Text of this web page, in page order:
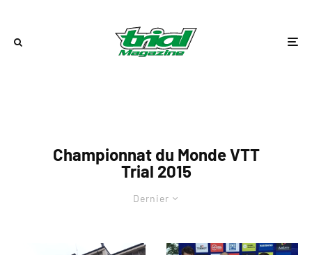
Championnat du Monde VTT
Trial 2015
Dernier